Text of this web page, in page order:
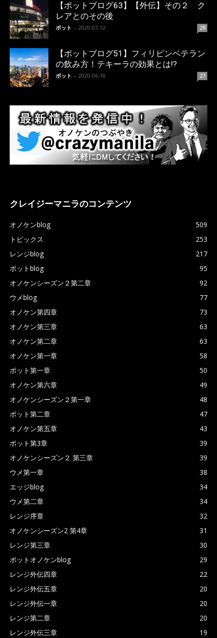
【ポットブログ63】【外伝】その２ ク
レアとのその後
ポット - 2020-07-12 29
【ポットブログ51】フィリピンベテラン
の飲み方！テキーラの効果とは!?
ポット - 2020-06-10 27
クレイジーマニラのコンテンツ
オノケンblog
509
トピックス
253
レンジblog
217
ポットblog
95
オノケンシーズン２第二章
92
ウメblog
77
オノケン第四章
73
オノケン第三章
63
オノケン第二章
63
オノケン第一章
58
ポット第一章
50
オノケン第六章
49
オノケンシーズン２第一章
48
ポット第二章
47
オノケン第五章
43
ポット第3章
39
オノケンシーズン２ 第三章
39
ウメ第一章
38
エッジblog
34
ウメ第二章
34
レンジ序章
32
オノケンシーズン2 第4章
31
レンジ第三章
30
ポットオノケンblog
29
レンジ外伝四章
22
レンジ外伝五章
20
レンジ外伝一章
20
レンジ第二章
20
レンジ外伝三章
19